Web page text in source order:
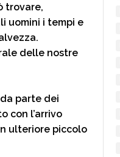
trovare,
uomini i tempi e
delle nostre
parte dei
con l’arrivo
ulteriore piccolo